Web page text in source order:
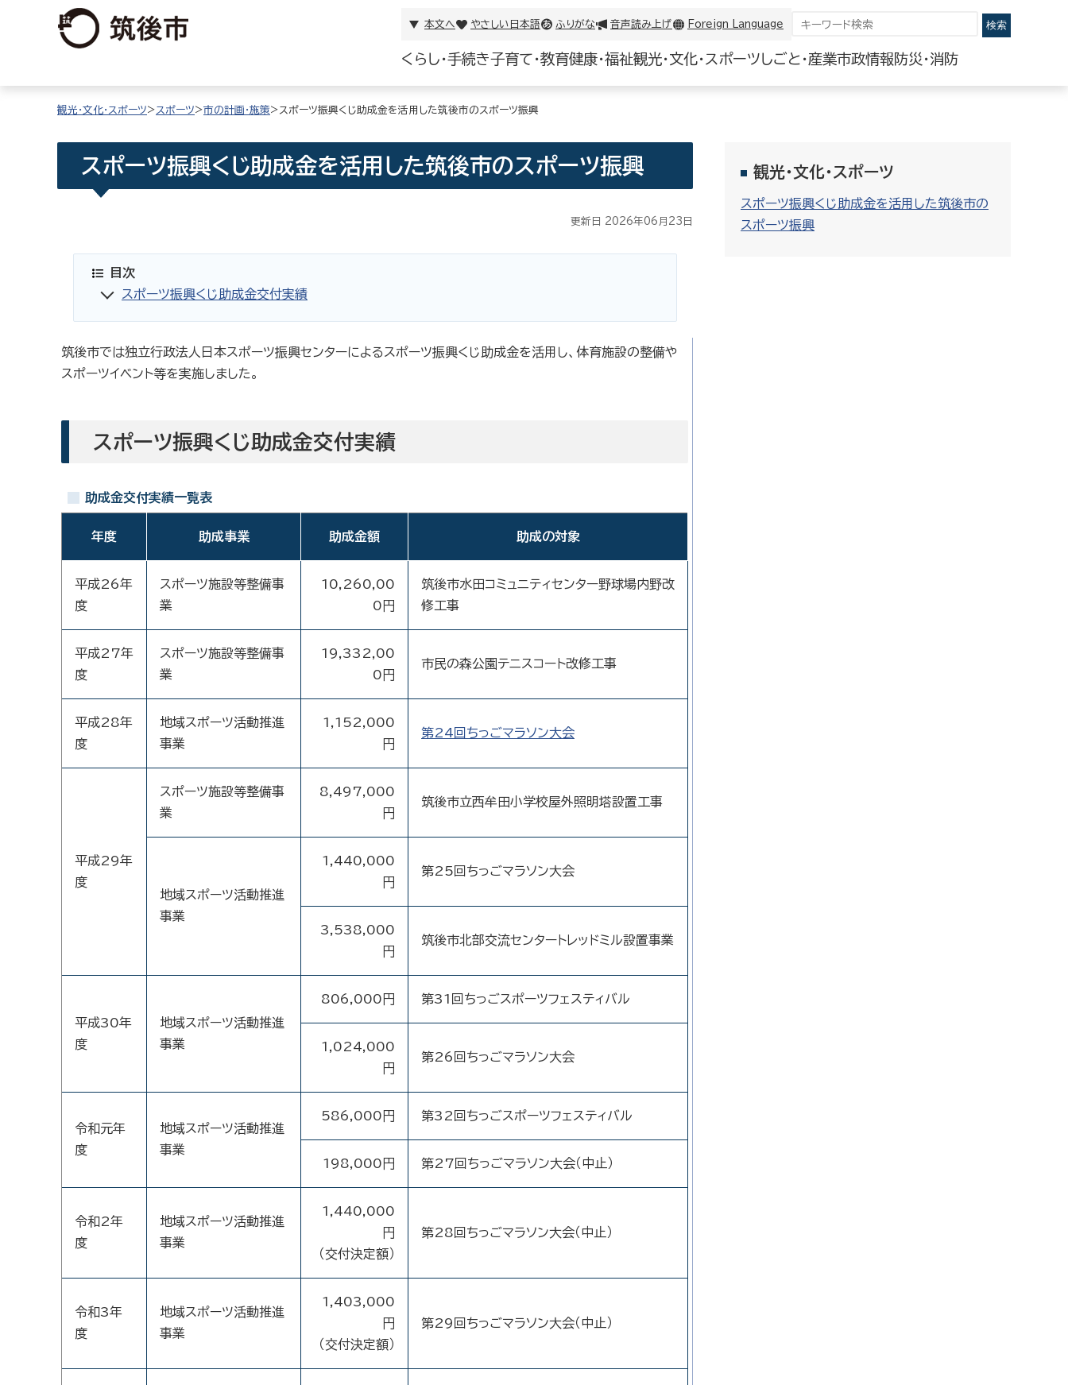
本文へ やさしい日本語 ふりがな 音声読み上げ Foreign Language
くらし・手続き子育て・教育健康・福祉観光・文化・スポーツしごと・産業市政情報 防災・消防
観光・文化・スポーツ>スポーツ>市の計画・施策>スポーツ振興くじ助成金を活用した筑後市のスポーツ振興
観光・文化・スポーツ
スポーツ振興くじ助成金を活用した筑後市の
スポーツ振興
スポーツ振興くじ助成金を活用した筑後市のスポーツ振興
更新日 2026年06月23日
目次
スポーツ振興くじ助成金交付実績
筑後市では独立行政法人日本スポーツ振興センターによるスポーツ振興くじ助成金を活用し、体育施設の整備や
スポーツイベント等を実施しました。
スポーツ振興くじ助成金交付実績
助成金交付実績一覧表
年度 助成事業 助成金額 助成の対象
平成26年
度
スポーツ施設等整備事
業
10,260,00
0円
筑後市水田コミュニティセンター野球場内野改
修工事
平成27年
度
スポーツ施設等整備事
業
19,332,00
0円
市民の森公園テニスコート改修工事
平成28年
度
地域スポーツ活動推進
事業
1,152,000
円
第24回ちっごマラソン大会
平成29年
度
スポーツ施設等整備事
業
8,497,000
円
筑後市立西牟田小学校屋外照明塔設置工事
地域スポーツ活動推進
事業
1,440,000
円
第25回ちっごマラソン大会
3,538,000
円
筑後市北部交流センタートレッドミル設置事業
平成30年
度
地域スポーツ活動推進
事業
806,000円 第31回ちっごスポーツフェスティバル
1,024,000
円
第26回ちっごマラソン大会
令和元年
度
地域スポーツ活動推進
事業
586,000円 第32回ちっごスポーツフェスティバル
198,000円 第27回ちっごマラソン大会（中止）
令和2年
度
地域スポーツ活動推進
事業
1,440,000
円
（交付決定額）
第28回ちっごマラソン大会（中止）
令和3年
度
地域スポーツ活動推進
事業
1,403,000
円
（交付決定額）
第29回ちっごマラソン大会（中止）